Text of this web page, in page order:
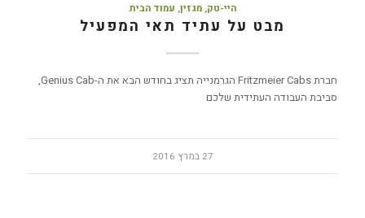
היי-טק,מגזין, עמוד הבית
מבט על עתיד תאי המפעיל
חברת Fritzmeier Cabs הגרמנייה תציג בחודש הבא את ה-Genius Cab,
סביבת העבודה העתידית שלכם
27 במרץ 2016